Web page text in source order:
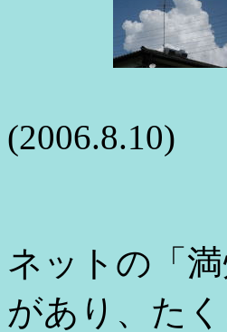
(2006.8.10)
ネットの「
があり、た